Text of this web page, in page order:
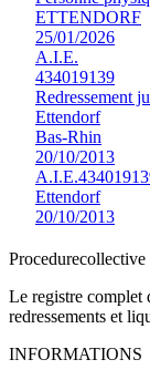
ETTENDORF
25/01/2026
A.I.E.
434019139
Redressement
Ettendorf
Bas-Rhin
20/10/2013
A.I.E.
Ettendorf
20/10/2013
Procedurecollective
Le registre complet
redressements et
INFORMATIONS